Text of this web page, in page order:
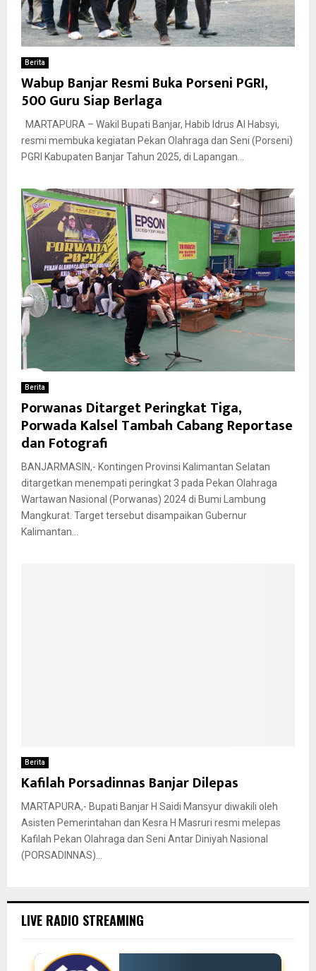
Berita
Wabup Banjar Resmi Buka Porseni PGRI,
500 Guru Siap Berlaga
MARTAPURA – Wakil Bupati Banjar, Habib Idrus Al Habsyi,
resmi membuka kegiatan Pekan Olahraga dan Seni (Porseni)
PGRI Kabupaten Banjar Tahun 2025, di Lapangan...
Berita
Porwanas Ditarget Peringkat Tiga,
Porwada Kalsel Tambah Cabang Reportase
dan Fotografi
BANJARMASIN,- Kontingen Provinsi Kalimantan Selatan
ditargetkan menempati peringkat 3 pada Pekan Olahraga
Wartawan Nasional (Porwanas) 2024 di Bumi Lambung
Mangkurat. Target tersebut disampaikan Gubernur
Kalimantan...
Berita
Kafilah Porsadinnas Banjar Dilepas
MARTAPURA,- Bupati Banjar H Saidi Mansyur diwakili oleh
Asisten Pemerintahan dan Kesra H Masruri resmi melepas
Kafilah Pekan Olahraga dan Seni Antar Diniyah Nasional
(PORSADINNAS)...
LIVE RADIO STREAMING